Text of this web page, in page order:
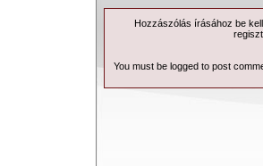
Hozzászólás írásához be
You must be logged to post